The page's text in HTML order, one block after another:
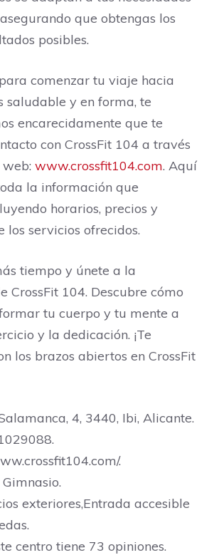
que obtengas los
posibles.
comenzar tu viaje hacia
saludable y en forma, te
encarecidamente que te
con CrossFit 104 a través
www.crossfit104.com. Aquí
la información que
horarios, precios y
los servicios ofrecidos.
tiempo y únete a la
CrossFit 104. Descubre cómo
tu cuerpo y tu mente a
y la dedicación. ¡Te
los brazos abiertos en CrossFit
4, 3440, Ibi, Alicante.
.
Gimnasio.
exteriores,Entrada accesible
centro tiene 73 opiniones.